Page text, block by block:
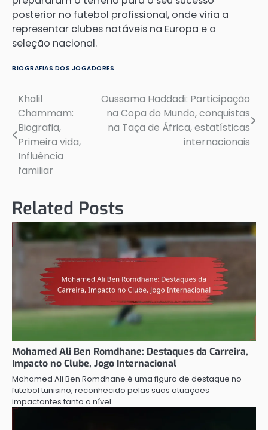
posterior no futebol profissional, onde viria a
representar clubes notáveis na Europa e a
seleção nacional.
BIOGRAFIAS DOS JOGADORES
Post
navigation
Khalil
Chammam:
Biografia,
Primeira vida,
Influência
familiar
Oussama Haddadi: Participação
na Copa do Mundo, conquistas
na Taça de África, estatísticas
internacionais
Related Posts
Mohamed Ali Ben Romdhane: Destaques da Carreira,
Impacto no Clube, Jogo Internacional
Mohamed Ali Ben Romdhane é uma figura de destaque no
futebol tunisino, reconhecido pelas suas atuações
impactantes tanto a nível…